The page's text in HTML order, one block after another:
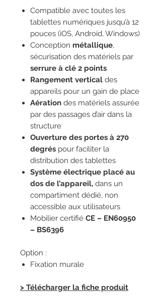
Compatible avec toutes les
tablettes numériques jusqu’à 12
pouces (iOS, Android, Windows)
Conception métallique,
sécurisation des matériels par
serrure à clé 2 points
Rangement vertical des
appareils pour un gain de place
Aération des matériels assurée
par des passages d’air dans la
structure
Ouverture des portes à 270
degrés pour faciliter la
distribution des tablettes
Système électrique placé au
dos de l’appareil, dans un
compartiment dédié, non
accessible aux utilisateurs
Mobilier certifié CE – EN60950
– BS6396
Option :
Fixation murale
> Télécharger la fiche produit